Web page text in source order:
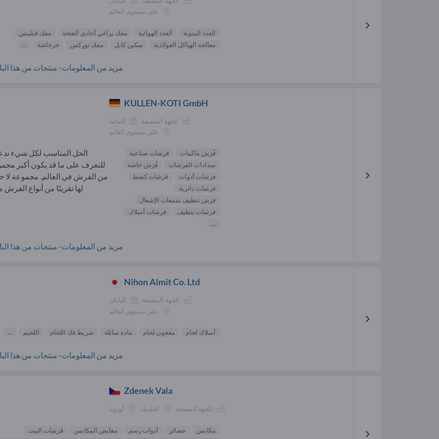
على مستوى العالم
العدد اليدوية العدد الهوائية مفك براغي أحادي الفتحة
مفك فيليبس
معالجة الهياكل الفولاذية
سكين كابل مفك توركس خرخاشة ...
مزيد من المعلومات- منتجات من هذا
KULLEN-KOTI GmbH
الجهة المصنعة
ألمانيا
على مستوى العالم
فُرَش ماكينات
فرشات صناعية
سدادات الفرشات
فُرَش خاصة
فرشات أدوات
فرشات كشط
فرشات دائرية
فرش تنظيف شمعات الإشعال
فرشات تنظيف
فرشات أسلاك
...
الحل المناسب لكل شيء
للتعرف على ما قد يكون أكبر
من الفرش في العالم. مجموعة لا
لها تقريبًا من أنواع الفرش
مزيد من المعلومات- منتجات من هذا
Nihon Almit Co. Ltd
الجهة المصنعة
اليابان
على مستوى العالم
أسلاك لحام معجون لحام مادة سائلة شريط فك اللحام اللحيم ...
مزيد من المعلومات- منتجات من هذا
Zdenek Vala
الجهة المصنعة التشيك أوروبا
مكانس حصائر أدوات رسم مقابض المكانس
فرشات البيت